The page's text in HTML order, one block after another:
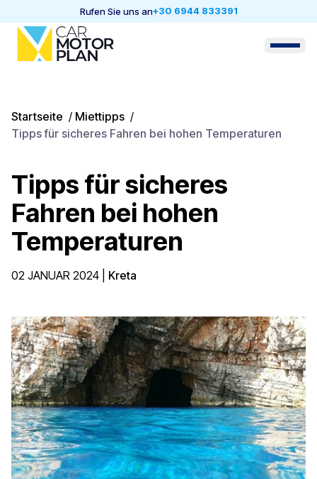
Rufen Sie uns an+30 6944 833391
Startseite / Miettipps /
Tipps für sicheres Fahren bei hohen Temperaturen
Tipps für sicheres
Fahren bei hohen
Temperaturen
02 JANUAR 2024 Kreta